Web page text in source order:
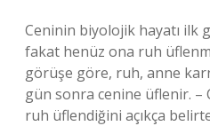
Ceninin biyolojik hayatı ilk
fakat henüz ona ruh
görüşe göre, ruh, anne
gün sonra cenine üflenir. –
ruh üflendiğini açıkça